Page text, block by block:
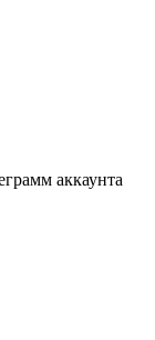
аккаунта